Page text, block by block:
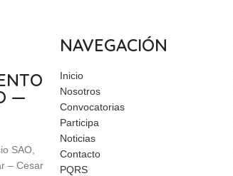
—
SAO,
– Cesar
NAVEGACIÓN
Inicio
Nosotros
Convocatorias
Participa
Noticias
Contacto
PQRS